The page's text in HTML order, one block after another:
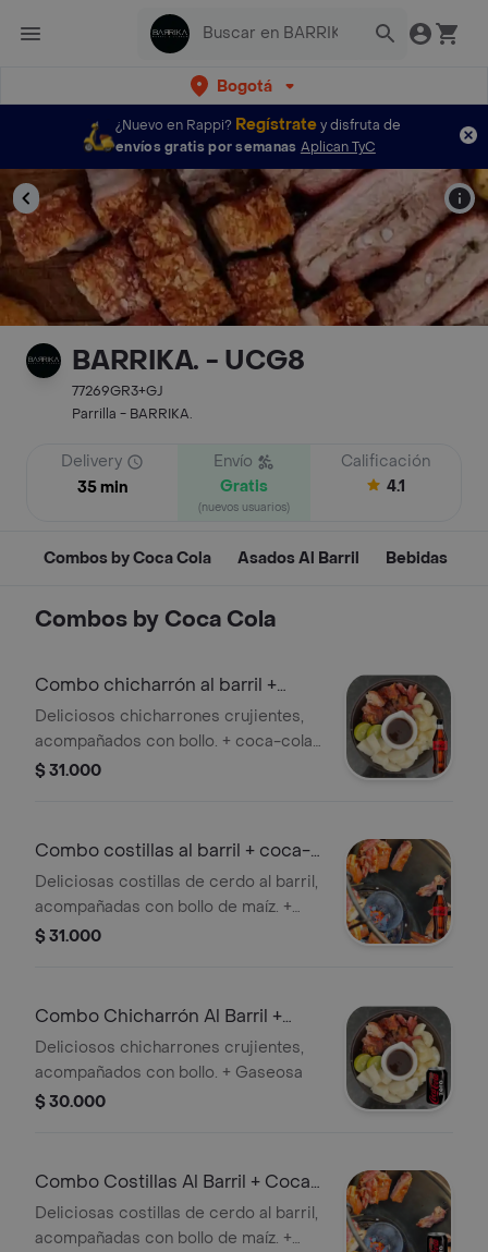
Bogotá
¿Nuevo en Rappi? Regístratey disfruta de
envíos gratis por semanas Aplican TyC
BARRIKA. - UCG8
77269GR3+GJ
Parrilla - BARRIKA.
Delivery
35 min
Envío
Gratis
(nuevos usuarios)
Calificación
4.1
Combos by Coca Cola Asados Al Barril Bebidas
Combos by Coca Cola
Combo chicharrón al barril +
coca-cola
Deliciosos chicharrones crujientes,
acompañados con bollo. + coca-cola
zero 300 ml
$ 31.000
Combo costillas al barril + coca-
cola
Deliciosas costillas de cerdo al barril,
acompañadas con bollo de maíz. +
coca-cola zero 300 ml
$ 31.000
Combo Chicharrón Al Barril +
Coca Cola Zero 235 ml
Deliciosos chicharrones crujientes,
acompañados con bollo. + Gaseosa
$ 30.000
Combo Costillas Al Barril + Coca
Cola Zero 235 ml
Deliciosas costillas de cerdo al barril,
acompañadas con bollo de maíz. +